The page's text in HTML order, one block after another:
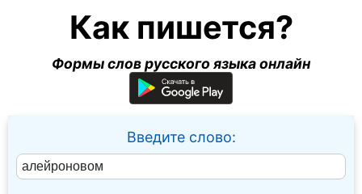
Как пишется?
Формы слов русского языка онлайн
Введите слово: